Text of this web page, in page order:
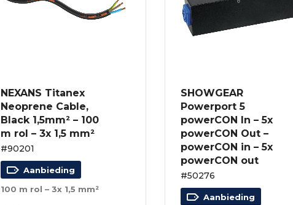
NEXANS Titanex
Neoprene Cable,
Black 1,5mm² – 100
m rol – 3x 1,5 mm²
#90201
Aanbieding
100 m rol – 3x 1,5 mm²
SHOWGEAR
Powerport 5
powerCON In – 5x
powerCON Out –
powerCON in – 5x
powerCON out
#50276
Aanbieding